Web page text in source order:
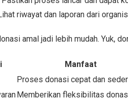
riwayat dan laporan dari
amal jadi lebih mudah. Yuk,
Manfaat
Proses donasi cepat dan
Memberikan fleksibilitas